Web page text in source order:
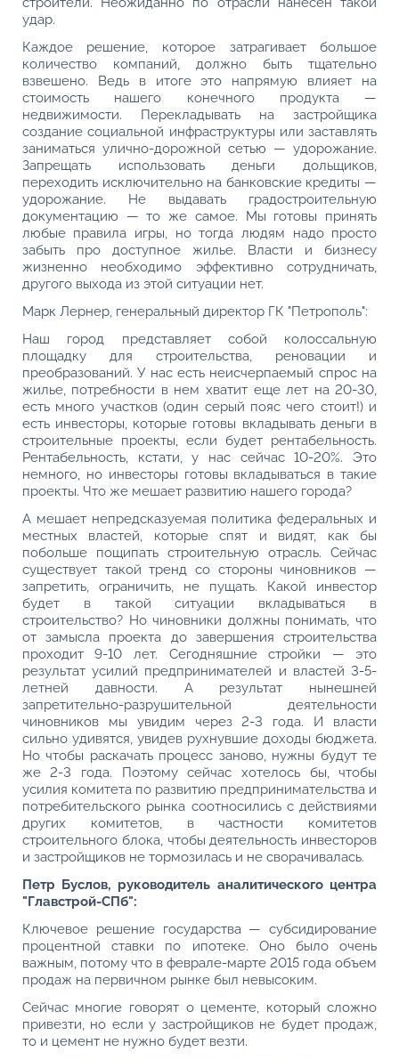
удар.
Каждое решение, которое затрагивает большое
количество компаний, должно быть тщательно
взвешено. Ведь в итоге это напрямую влияет на
стоимость нашего конечного продукта —
недвижимости. Перекладывать на застройщика
создание социальной инфраструктуры или заставлять
заниматься улично-дорожной сетью — удорожание.
Запрещать использовать деньги дольщиков,
переходить исключительно на банковские кредиты —
удорожание. Не выдавать градостроительную
документацию — то же самое. Мы готовы принять
любые правила игры, но тогда людям надо просто
забыть про доступное жилье. Власти и бизнесу
жизненно необходимо эффективно сотрудничать,
другого выхода из этой ситуации нет.
Марк Лернер, генеральный директор ГК "Петрополь":
Наш город представляет собой колоссальную
площадку для строительства, реновации и
преобразований. У нас есть неисчерпаемый спрос на
жилье, потребности в нем хватит еще лет на 20-30,
есть много участков (один серый пояс чего стоит!) и
есть инвесторы, которые готовы вкладывать деньги в
строительные проекты, если будет рентабельность.
Рентабельность, кстати, у нас сейчас 10-20%. Это
немного, но инвесторы готовы вкладываться в такие
проекты. Что же мешает развитию нашего города?
А мешает непредсказуемая политика федеральных и
местных властей, которые спят и видят, как бы
побольше пощипать строительную отрасль. Сейчас
существует такой тренд со стороны чиновников —
запретить, ограничить, не пущать. Какой инвестор
будет в такой ситуации вкладываться в
строительство? Но чиновники должны понимать, что
от замысла проекта до завершения строительства
проходит 9-10 лет. Сегодняшние стройки — это
результат усилий предпринимателей и властей 3-5-
летней давности. А результат нынешней
запретительно-разрушительной деятельности
чиновников мы увидим через 2-3 года. И власти
сильно удивятся, увидев рухнувшие доходы бюджета.
Но чтобы раскачать процесс заново, нужны будут те
же 2-3 года. Поэтому сейчас хотелось бы, чтобы
усилия комитета по развитию предпринимательства и
потребительского рынка соотносились с действиями
других комитетов, в частности комитетов
строительного блока, чтобы деятельность инвесторов
и застройщиков не тормозилась и не сворачивалась.
Петр Буслов, руководитель аналитического центра
"Главстрой-СПб":
Ключевое решение государства — субсидирование
процентной ставки по ипотеке. Оно было очень
важным, потому что в феврале-марте 2015 года объем
продаж на первичном рынке был невысоким.
Сейчас многие говорят о цементе, который сложно
привезти, но если у застройщиков не будет продаж,
то и цемент не нужно будет везти.